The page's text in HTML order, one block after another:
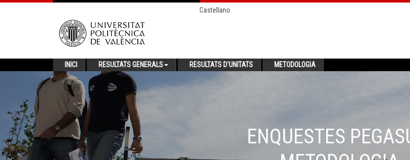
Castellano
INICI RESULTATS GENERALS RESULTATS D'UNITATS METODOLOGIA
ENQUESTES